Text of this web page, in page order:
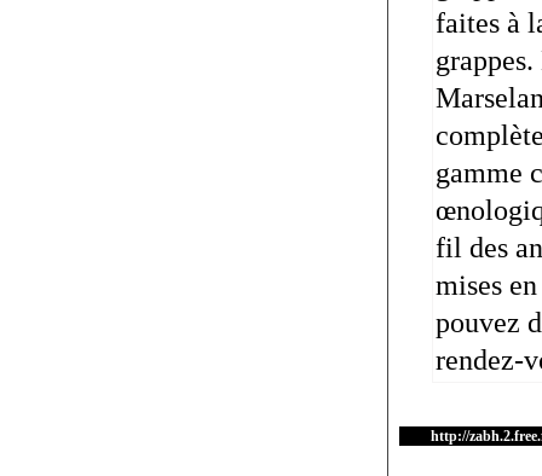
faites à
gamme
fil des
mises
pouvez
rendez-
http://